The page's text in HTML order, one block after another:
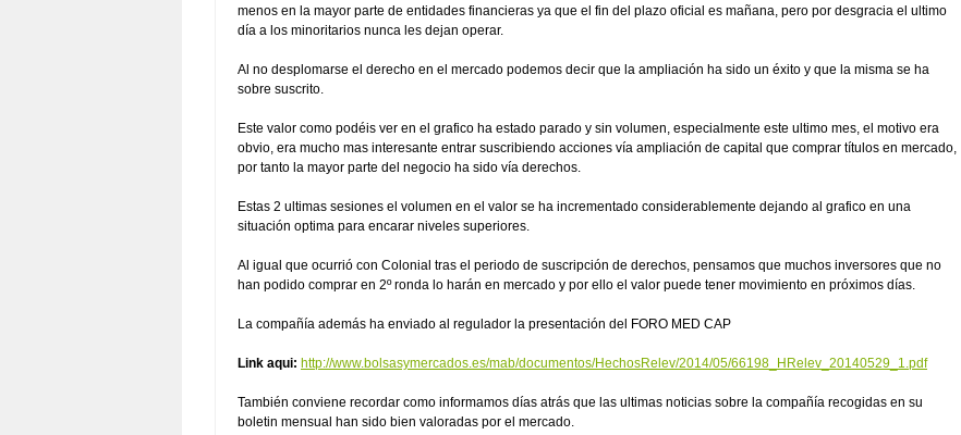
menos en la mayor parte de entidades financieras ya que el fin del plazo oficial es mañana, pero por desgracia el ultimo
día a los minoritarios nunca les dejan operar.
Al no desplomarse el derecho en el mercado podemos decir que la ampliación ha sido un éxito y que la misma se ha
sobre suscrito.
Este valor como podéis ver en el grafico ha estado parado y sin volumen, especialmente este ultimo mes, el motivo era
obvio, era mucho mas interesante entrar suscribiendo acciones vía ampliación de capital que comprar títulos en mercado,
por tanto la mayor parte del negocio ha sido vía derechos.
Estas 2 ultimas sesiones el volumen en el valor se ha incrementado considerablemente dejando al grafico en una
situación optima para encarar niveles superiores.
Al igual que ocurrió con Colonial tras el periodo de suscripción de derechos, pensamos que muchos inversores que no
han podido comprar en 2º ronda lo harán en mercado y por ello el valor puede tener movimiento en próximos días.
La compañía además ha enviado al regulador la presentación del FORO MED CAP
Link aqui: http://www.bolsasymercados.es/mab/documentos/HechosRelev/2014/05/66198_HRelev_20140529_1.pdf
También conviene recordar como informamos días atrás que las ultimas noticias sobre la compañía recogidas en su
boletin mensual han sido bien valoradas por el mercado.